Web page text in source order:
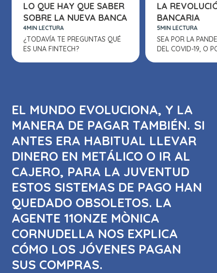
LO QUE HAY QUE SABER
SOBRE LA NUEVA BANCA
4MIN LECTURA
¿TODAVÍA TE PREGUNTAS QUÉ
ES UNA FINTECH?
LA
BANCARIA
5MIN LECTURA
SEA POR LA
DEL COVID-19, O
EL MUNDO EVOLUCIONA, Y LA
MANERA DE PAGAR TAMBIÉN. SI
ANTES ERA HABITUAL LLEVAR
DINERO EN METÁLICO O IR AL
CAJERO, PARA LA JUVENTUD
ESTOS SISTEMAS DE PAGO HAN
QUEDADO OBSOLETOS. LA
AGENTE 11ONZE MÒNICA
CORNUDELLA NOS EXPLICA
CÓMO LOS JÓVENES PAGAN
SUS COMPRAS.